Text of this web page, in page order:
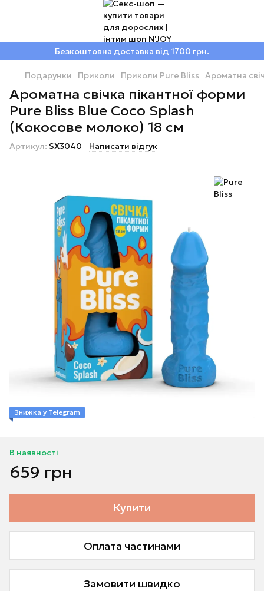
Безкоштовна доставка від 1700 грн.
Подарунки Приколи Приколи Pure Bliss Ароматна
Ароматна свічка пікантної форми
Pure Bliss Blue Coco Splash
(Кокосове молоко) 18 см
Артикул: SX3040 Написати відгук
Знижка у Telegram
В наявності
659 грн
Купити
Оплата частинами
Замовити швидко